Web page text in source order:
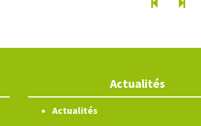
Actualités
Actualités